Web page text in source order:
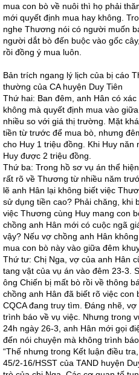
mua con bò về nuôi thì họ phải
mới quyết định mua hay không.
nghe Thương nói có người muốn
người dắt bò đến buộc vào gốc
rồi đồng ý mua luôn.
Bản trích ngang lý lịch của bị cáo
thường của CA huyện Duy Tiên
Thứ hai: Ban đêm, anh Hân có
không mà quyết định mua vào
nhiều so với giá thị trường. Mặt
tiền từ trước để mua bò, nhưng
cho Huy 1 triệu đồng. Khi Huy
Huy được 2 triệu đồng.
Thứ ba: Trong hồ sơ vụ án thể
rất rõ về Thương từ nhiều năm
lẽ anh Hân lại không biết việc
sử dụng tiền cao? Phải chăng, khi
việc Thương cùng Huy mang con
chồng anh Hân mới có cuộc ngã
vậy? Nếu vợ chồng anh Hân
mua con bò này vào giữa đêm
Thứ tư: Chị Nga, vợ của anh Hân
tang vật của vụ án vào đêm 23-3.
ông Chiến bị mất bò rồi về thông
chồng anh Hân đã biết rõ việc con
CQCA đang truy tìm. Đáng nhẽ,
trình báo về vụ việc. Nhưng trong
24h ngày 26-3, anh Hân mới gọi
đến nói chuyện mà không trình
“Thế nhưng trong Kết luận điều
45/2-16/HSST của TAND huyện